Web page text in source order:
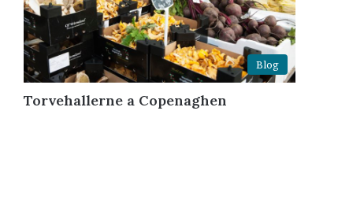
Blog
Torvehallerne a Copenaghen